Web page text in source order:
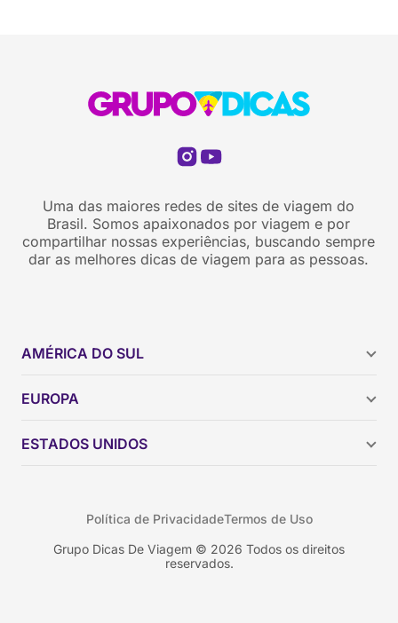
Uma das maiores redes de sites de viagem do
Brasil. Somos apaixonados por viagem e por
compartilhar nossas experiências, buscando sempre
dar as melhores dicas de viagem para as pessoas.
AMÉRICA DO SUL
Brasil
Colômbia
EUROPA
ESTADOS UNIDOS
Nova York
Grupo Dicas De Viagem © 2026 Todos os direitos
reservados.
Política de PrivacidadeTermos de Uso